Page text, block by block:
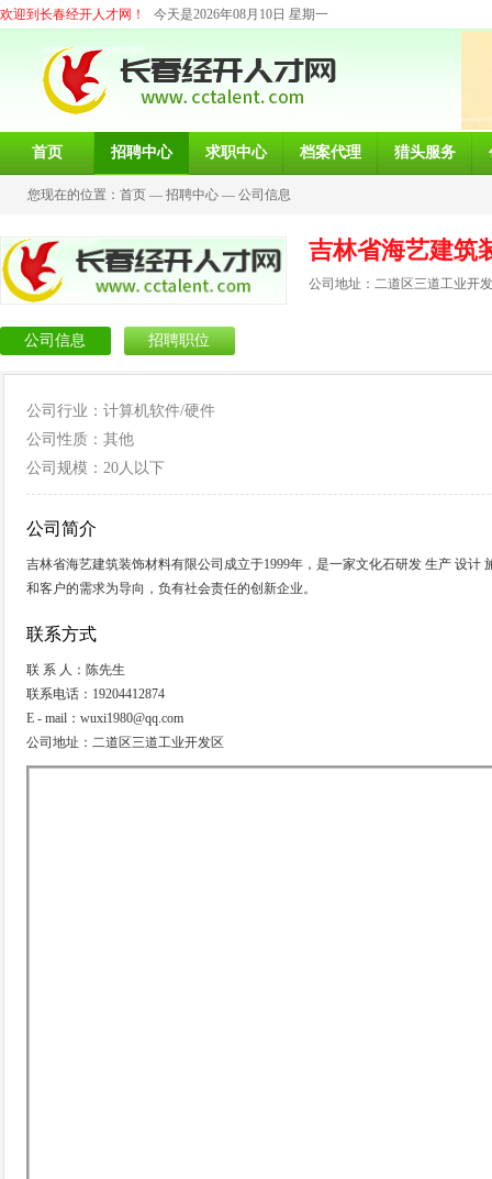
欢迎到长春经开人才网！ 今天是2026年08月10日 星期一
首页 招聘中心 求职中心 档案代理 猎头服务
您现在的位置： 首页 — 招聘中心 — 公司信息
吉林省海艺建筑
公司地址：二道区三道工业开
公司信息 招聘职位
公司行业：计算机软件/硬件
公司性质：其他
公司规模：20人以下
公司简介
吉林省海艺建筑装饰材料有限公司成立于1999年，是一家文化石研发 生产 设
和客户的需求为导向，负有社会责任的创新企业。
联系方式
联 系 人：陈先生
联系电话：19204412874
E - mail：wuxi1980@qq.com
公司地址：二道区三道工业开发区